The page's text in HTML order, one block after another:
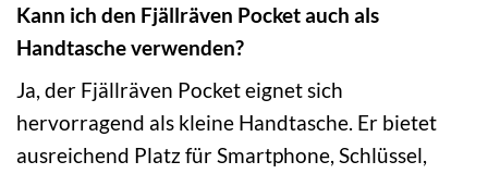
Kann ich den Fjällräven Pocket auch als
Handtasche verwenden?
Ja, der Fjällräven Pocket eignet sich
hervorragend als kleine Handtasche. Er bietet
ausreichend Platz für Smartphone, Schlüssel,